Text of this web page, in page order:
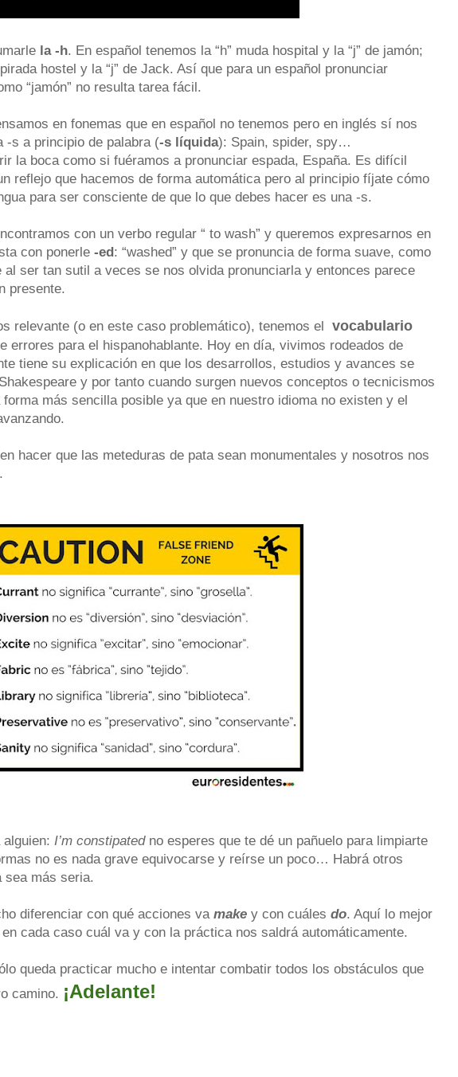
la -h. En español tenemos la “h” muda hospital y la “j” de jamón;
hostel y la “j” de Jack. Así que para un español pronunciar
“jamón” no resulta tarea fácil.
en fonemas que en español no tenemos pero en inglés sí nos
-s a principio de palabra (-s líquida): Spain, spider, spy…
la boca como si fuéramos a pronunciar espada, España. Es difícil
reflejo que hacemos de forma automática pero al principio fíjate cómo
para ser consciente de que lo que debes hacer es una -s.
con un verbo regular “ to wash” y queremos expresarnos en
con ponerle -ed: “washed” y que se pronuncia de forma suave, como
al ser tan sutil a veces se nos olvida pronunciarla y entonces parece
presente.
relevante (o en este caso problemático), tenemos el vocabulario
errores para el hispanohablante. Hoy en día, vivimos rodeados de
tiene su explicación en que los desarrollos, estudios y avances se
y por tanto cuando surgen nuevos conceptos o tecnicismos
más sencilla posible ya que en nuestro idioma no existen y el
hacer que las meteduras de pata sean monumentales y nosotros nos
I’m constipated no esperes que te dé un pañuelo para limpiarte
no es nada grave equivocarse y reírse un poco… Habrá otros
sea más seria.
diferenciar con qué acciones va make y con cuáles do. Aquí lo mejor
cada caso cuál va y con la práctica nos saldrá automáticamente.
queda practicar mucho e intentar combatir todos los obstáculos que
camino. ¡Adelante!